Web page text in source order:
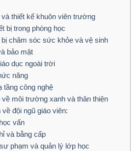
thiết kế khuôn viên trường
bị trong phòng học
chăm sóc sức khỏe và vệ sinh
bảo mật
dục ngoài trời
năng
công nghệ
môi trường xanh và thân thiện
đội ngũ giáo viên:
vấn
và bằng cấp
phạm và quản lý lớp học